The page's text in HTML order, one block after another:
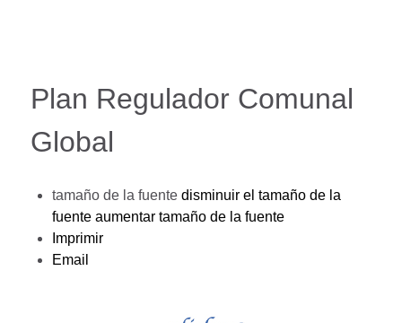
Plan Regulador Comunal
Global
tamaño de la fuente disminuir el tamaño de la
fuente aumentar tamaño de la fuente
Imprimir
Email